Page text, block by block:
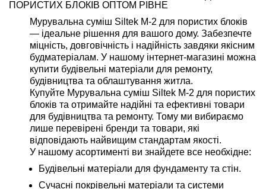
ПОРИСТИХ БЛОКІВ ОПТОМ РІВНЕ
Мурувальна суміш Siltek M-2 для пористих блоків
— ідеальне рішення для вашого дому. Забезпечте
міцність, довговічність і надійність завдяки якісним
будматеріалам. У нашому інтернет-магазині можна
купити будівельні матеріали для ремонту,
будівництва та облаштування житла.
Купуйте Мурувальна суміш Siltek M-2 для пористих
блоків та отримайте надійні та ефективні товари
для будівництва та ремонту. Тому ми вибираємо
лише перевірені бренди та товари, які
відповідають найвищим стандартам якості.
У нашому асортименті ви знайдете все необхідне:
Будівельні матеріали для фундаменту та стін.
Сучасні покрівельні матеріали та системи